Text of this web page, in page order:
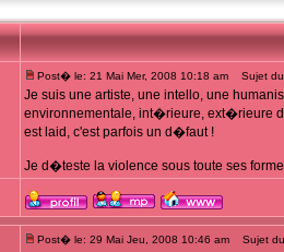
Post� le: 21 Mai Mer, 2008 10:18 am Sujet du
Je suis une artiste, une intello, une
environnementale, int�rieure, ext�rieure
est laid, c'est parfois un d�faut !
Je d�teste la violence sous toute ses
Post� le: 29 Mai Jeu, 2008 10:46 am Sujet